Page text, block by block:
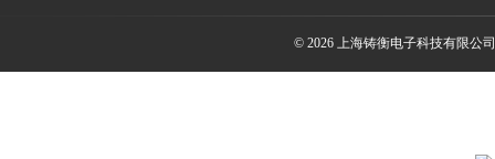
© 2026 上海铸衡电子科技有限公